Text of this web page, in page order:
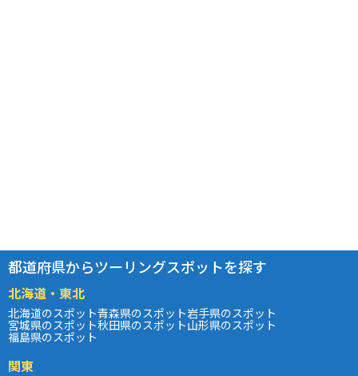
都道府県からツーリングスポットを探す
北海道・東北
北海道のスポット青森県のスポット岩手県のスポット
宮城県のスポット秋田県のスポット山形県のスポット
福島県のスポット
関東